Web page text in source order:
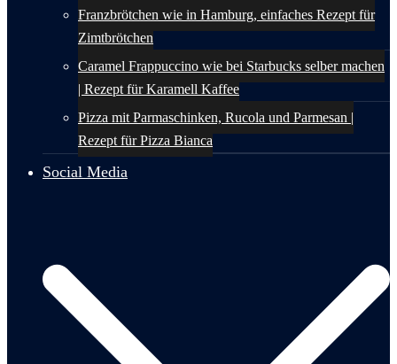
Franzbrötchen wie in Hamburg, einfaches Rezept für
Zimtbrötchen
Caramel Frappuccino wie bei Starbucks selber machen
| Rezept für Karamell Kaffee
Pizza mit Parmaschinken, Rucola und Parmesan |
Rezept für Pizza Bianca
Social Media